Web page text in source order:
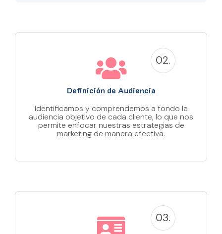
Definición de Audiencia
Identificamos y comprendemos a fondo la
audiencia objetivo de cada cliente, lo que nos
permite enfocar nuestras estrategias de
marketing de manera efectiva.
02.
03.